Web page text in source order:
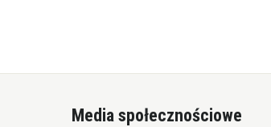
Media społecznościowe